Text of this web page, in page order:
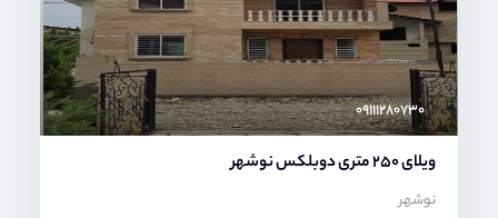
۰۹۱۱۱۲۸۰۷۳۰
ویلای 250 متری دوبلکس نوشهر
نوشهر